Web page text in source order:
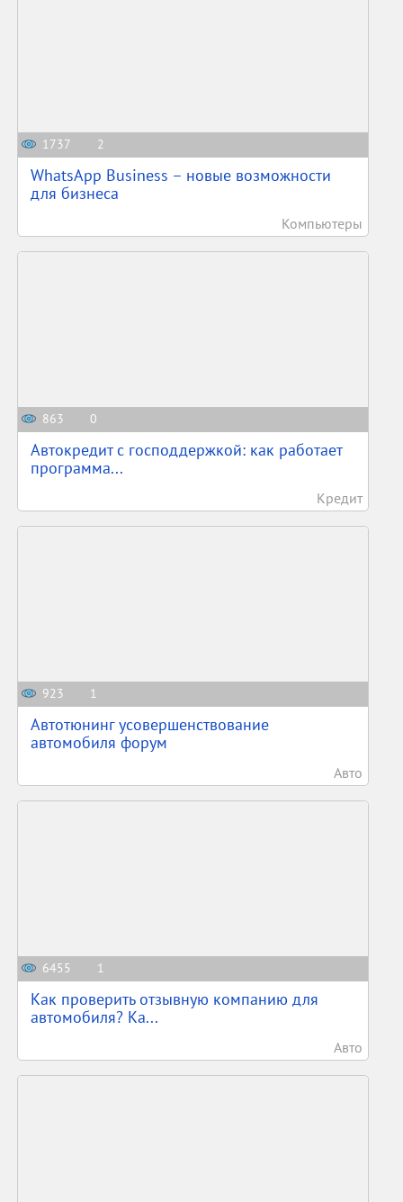
1737 2
WhatsApp Business – новые возможности
для бизнеса
Компьютеры
863 0
Автокредит с господдержкой: как работает
программа...
Кредит
923 1
Автотюнинг усовершенствование
автомобиля форум
Авто
6455 1
Как проверить отзывную компанию для
автомобиля? Ка...
Авто